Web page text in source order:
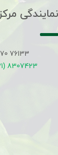
نمایندگی
76133
8307423